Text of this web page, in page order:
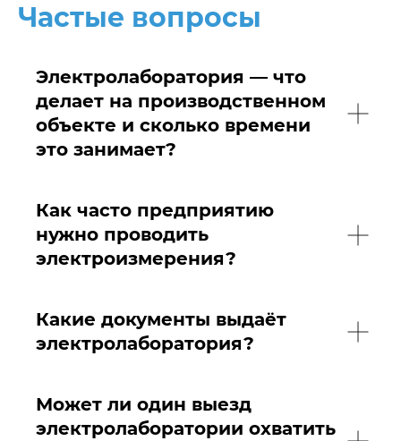
Частые вопросы
Электролаборатория — что
делает на производственном
объекте и сколько времени
это занимает?
Как часто предприятию
нужно проводить
электроизмерения?
Какие документы выдаёт
электролаборатория?
Может ли один выезд
электролаборатории охватить